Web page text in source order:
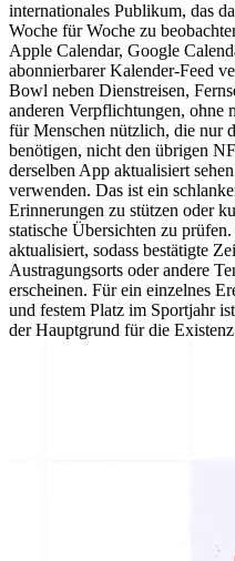
internationales Publikum, das
Woche für Woche zu
Apple Calendar, Google
abonnierbarer Kalender-Feed
Bowl neben Dienstreisen,
anderen Verpflichtungen, ohne
für Menschen nützlich, die nur
benötigen, nicht den übrigen
derselben App aktualisiert
verwenden. Das ist ein
Erinnerungen zu stützen oder
statische Übersichten zu
aktualisiert, sodass bestätigte
Austragungsorts oder andere
erscheinen. Für ein einzelnes
und festem Platz im Sportjahr
der Hauptgrund für die Existenz